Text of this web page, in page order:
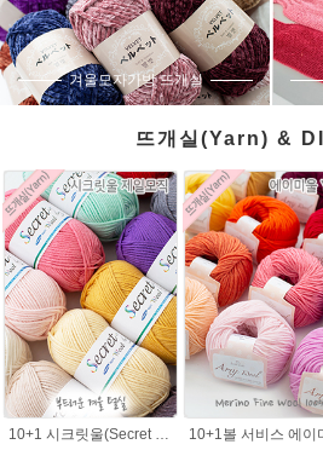
겨울모자가방 뜨개실
뜨개실(Yarn) &